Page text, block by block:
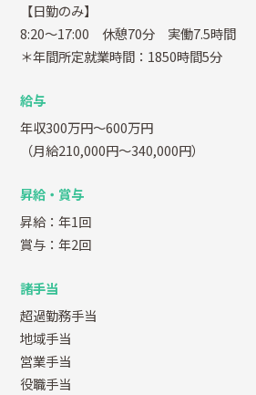
【日勤のみ】
8:20～17:00 休憩70分 実働7.5時間
＊年間所定就業時間：1850時間5分
給与
年収300万円～600万円
（月給210,000円～340,000円）
昇給・賞与
昇給：年1回
賞与：年2回
諸手当
超過勤務手当
地域手当
営業手当
役職手当